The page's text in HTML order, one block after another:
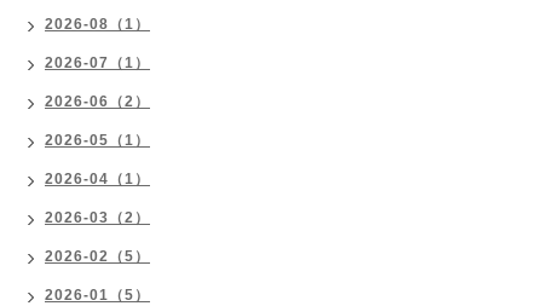
2026-08（1）
2026-07（1）
2026-06（2）
2026-05（1）
2026-04（1）
2026-03（2）
2026-02（5）
2026-01（5）